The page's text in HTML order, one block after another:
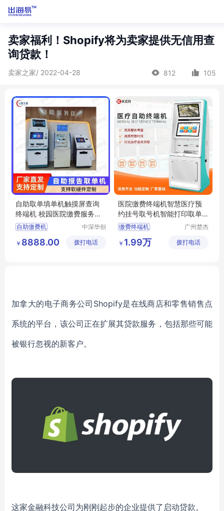
卖家福利！Shopify将为卖家提供无信用查
询贷款！
卖家之家/ 2022-04-28 812 105
自助取单填单机触摸屏查询
终端机 校园医院缴费服务终
端中深华创
自助缴费机
服务终端机
中深华创
电子科技
￥ 8888.00 拨打电话
医院缴费终端机智慧医疗预
约挂号取号机智能打印取单
机厂家
缴费终端机
广州楚杰
有限公司
￥ 1.99万 拨打电话
加拿大的电子商务公司Shopify是在线商店和零售销售点
系统的平台，该公司正在扩展其贷款服务，包括那些可能
被银行忽视的新客户。
这家金融科技公司为刚刚起步的企业提供了启动贷款。